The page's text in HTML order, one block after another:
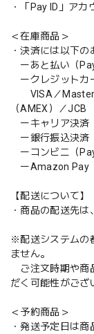
・「Pay ID」アカ
＜在庫商品＞
・決済には以下
ーあと払い（Pay
ークレジットカ
VISA／
（AMEX）／JCB
ーキャリア決済
ー銀行振込決済
ーコンビニ（
ーAmazon Pay
【配送について】
・商品の配送先
※配送システムの
ません。
ご注文時期や商
だく可能性がござ
＜予約商品＞
・発送予定日は商